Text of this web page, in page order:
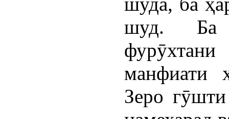
шуд. Ба
манфиати
Зеро